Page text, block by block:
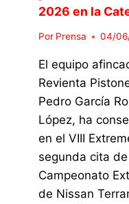
E
P
Z
A
R
A
E
L
Q
U
2026 en la
Por Prensa 04/
El equipo
Revienta
Pedro García
López, ha
en el VIII
segunda cita
Campeonato
de Nissan